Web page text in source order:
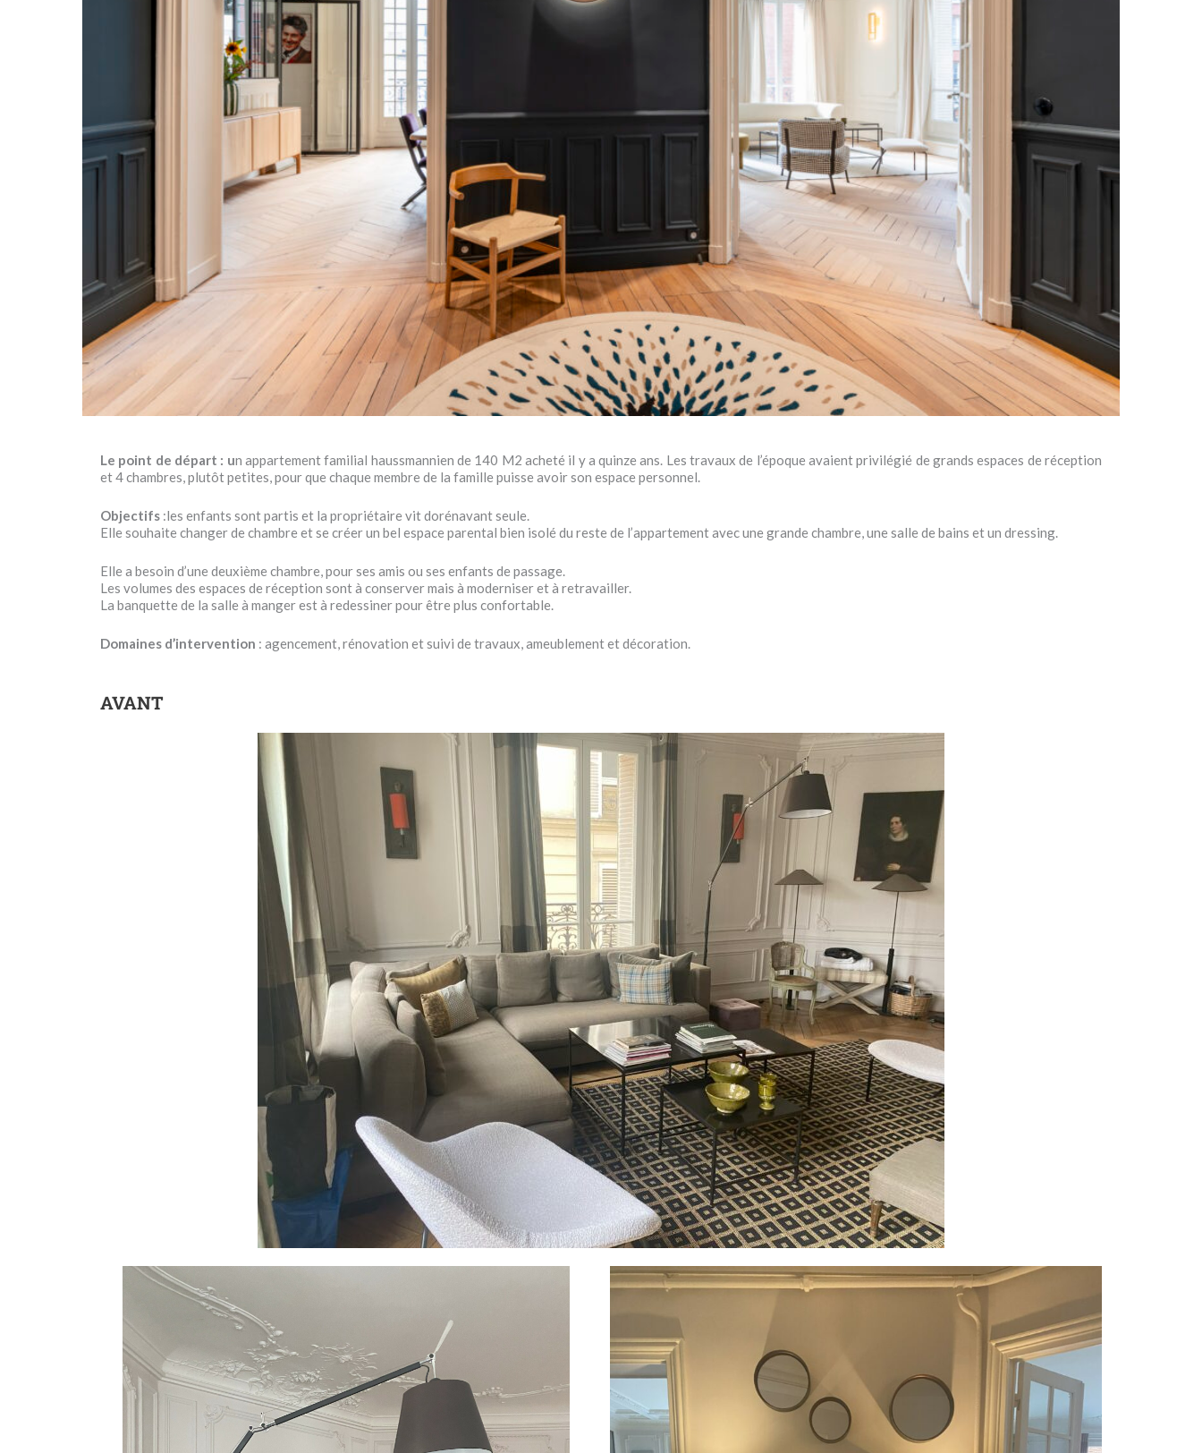
Le point de départ : un appartement familial haussmannien de 140 M2 acheté il y a quinze ans. Les travaux de l’époque avaient privilégié de grands espaces de réception
et 4 chambres, plutôt petites, pour que chaque membre de la famille puisse avoir son espace personnel.
Objectifs :les enfants sont partis et la propriétaire vit dorénavant seule.
Elle souhaite changer de chambre et se créer un bel espace parental bien isolé du reste de l’appartement avec une grande chambre, une salle de bains et un dressing.
Elle a besoin d’une deuxième chambre, pour ses amis ou ses enfants de passage.
Les volumes des espaces de réception sont à conserver mais à moderniser et à retravailler.
La banquette de la salle à manger est à redessiner pour être plus confortable.
Domaines d’intervention : agencement, rénovation et suivi de travaux, ameublement et décoration.
AVANT